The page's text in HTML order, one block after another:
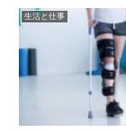
生活と仕事